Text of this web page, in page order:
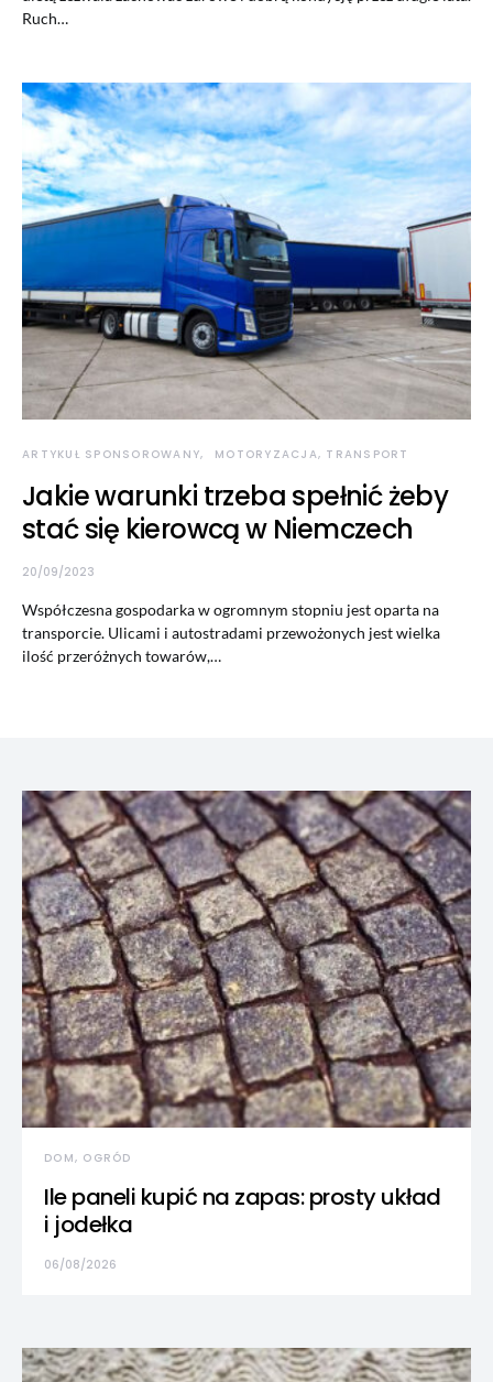
Ruch…
ARTYKUŁ SPONSOROWANY MOTORYZACJA, TRANSPORT
Jakie warunki trzeba spełnić żeby
stać się kierowcą w Niemczech
20/09/2023
Współczesna gospodarka w ogromnym stopniu jest oparta na
transporcie. Ulicami i autostradami przewożonych jest wielka
ilość przeróżnych towarów,…
DOM, OGRÓD
Ile paneli kupić na zapas: prosty układ
i jodełka
06/08/2026